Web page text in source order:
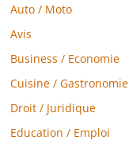
Auto / Moto
Avis
Business / Economie
Cuisine / Gastronomie
Droit / Juridique
Education / Emploi